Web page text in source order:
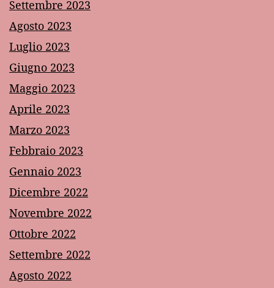
Settembre 2023
Agosto 2023
Luglio 2023
Giugno 2023
Maggio 2023
Aprile 2023
Marzo 2023
Febbraio 2023
Gennaio 2023
Dicembre 2022
Novembre 2022
Ottobre 2022
Settembre 2022
Agosto 2022